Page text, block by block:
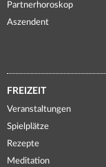
Partnerhoroskop
Aszendent
FREIZEIT
Veranstaltungen
Spielplätze
Rezepte
Meditation